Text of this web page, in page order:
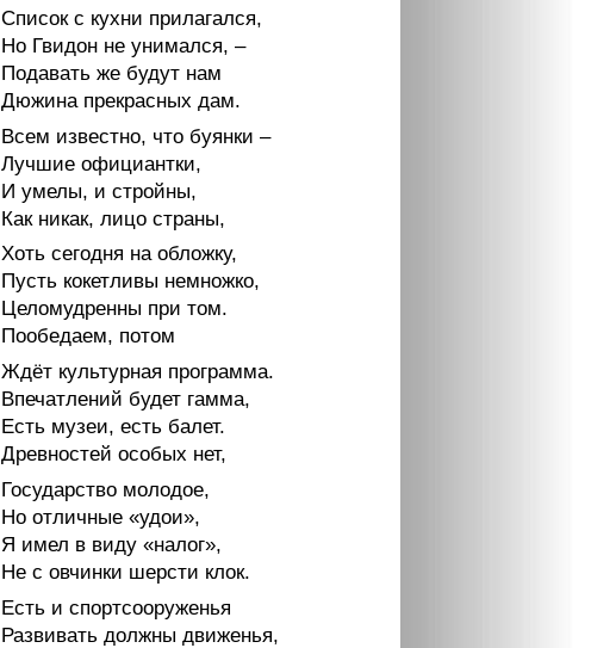
Список с кухни прилагался,
Но Гвидон не унимался, –
Подавать же будут нам
Дюжина прекрасных дам.
Всем известно, что буянки –
Лучшие официантки,
И умелы, и стройны,
Как никак, лицо страны,
Хоть сегодня на обложку,
Пусть кокетливы немножко,
Целомудренны при том.
Пообедаем, потом
Ждёт культурная программа.
Впечатлений будет гамма,
Есть музеи, есть балет.
Древностей особых нет,
Государство молодое,
Но отличные «удои»,
Я имел в виду «налог»,
Не с овчинки шерсти клок.
Есть и спортсооруженья
Развивать должны движенья,